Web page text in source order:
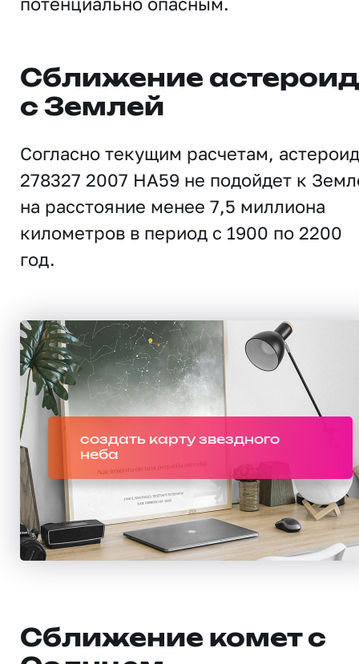
Сближение
с Землей
Согласно текущим расчетам, астероид
278327 2007 HA59 не подойдет к
на расстояние менее 7,5 миллиона
километров в период с 1900 по 2200
год.
создать карту звездного
неба
Сближение комет с